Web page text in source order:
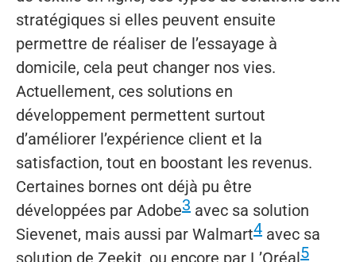
stratégiques si elles peuvent ensuite
permettre de réaliser de l’essayage à
domicile, cela peut changer nos vies.
Actuellement, ces solutions en
développement permettent surtout
d’améliorer l’expérience client et la
satisfaction, tout en boostant les revenus.
Certaines bornes ont déjà pu être
développées par Adobe3 avec sa solution
Sievenet, mais aussi par Walmart4 avec sa
5